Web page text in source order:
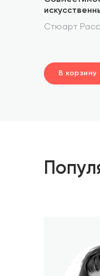
Стюарт
В корзину